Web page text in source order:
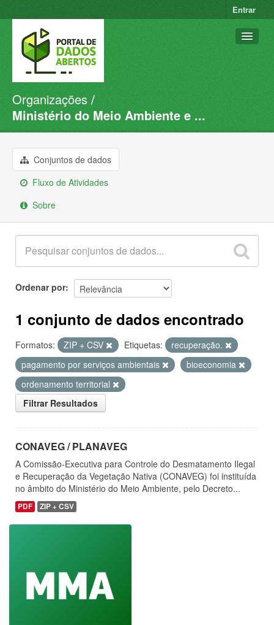
Entrar
Conjuntos de dados
Organizações
Sobre
Organizações
Ministério do Meio Ambiente e ...
Conjuntos de dados
Fluxo de Atividades
Sobre
Ordenar por
1 conjunto de dados encontrado
Formatos: ZIP + CSV Etiquetas:
recuperação.
pagamento por serviços ambientais
bioeconomia
ordenamento territorial
Filtrar Resultados
CONAVEG / PLANAVEG
A Comissão-Executiva para Controle do Desmatamento Ilegal
e Recuperação da Vegetação Nativa (CONAVEG) foi instituída
no âmbito do Ministério do Meio Ambiente, pelo Decreto...
PDF ZIP + CSV